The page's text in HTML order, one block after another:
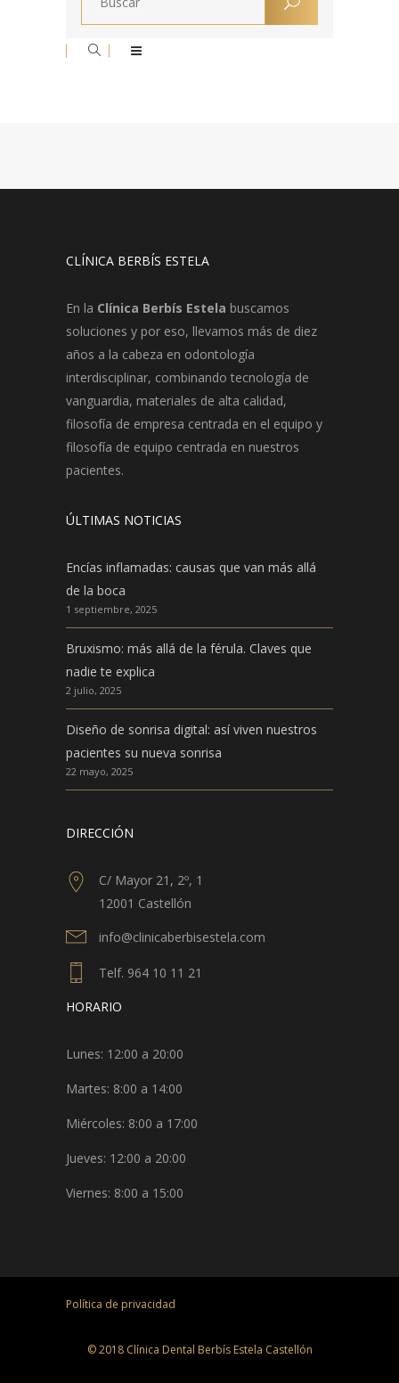
CLÍNICA BERBÍS ESTELA
En la Clínica Berbís Estela buscamos
soluciones y por eso, llevamos más de diez
años a la cabeza en odontología
interdisciplinar, combinando tecnología de
vanguardia, materiales de alta calidad,
filosofía de empresa centrada en el equipo y
filosofía de equipo centrada en nuestros
pacientes.
ÚLTIMAS NOTICIAS
Encías inflamadas: causas que van más allá
de la boca
1 septiembre, 2025
Bruxismo: más allá de la férula. Claves que
nadie te explica
2 julio, 2025
Diseño de sonrisa digital: así viven nuestros
pacientes su nueva sonrisa
22 mayo, 2025
DIRECCIÓN
C/ Mayor 21, 2º, 1
12001 Castellón
info@clinicaberbisestela.com
Telf. 964 10 11 21
HORARIO
Lunes: 12:00 a 20:00
Martes: 8:00 a 14:00
Miércoles: 8:00 a 17:00
Jueves: 12:00 a 20:00
Viernes: 8:00 a 15:00
Política de privacidad
© 2018 Clínica Dental Berbís Estela Castellón